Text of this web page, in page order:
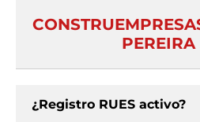
PEREIRA
¿Registro RUES activo?